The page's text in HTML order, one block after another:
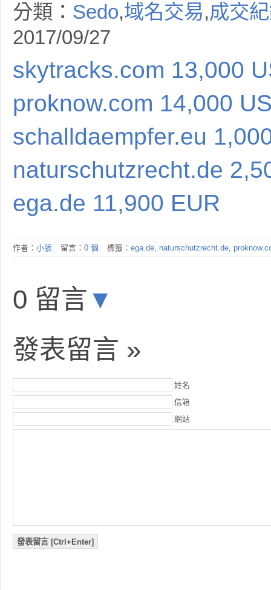
分類： Sedo,域名交易,成交
2017/09/27
skytracks.com 13,000
proknow.com 14,000
schalldaempfer.eu
naturschutzrecht.de
ega.de 11,900 EUR
作者： 小張 留言： 0 個 標籤： ega.de, naturschutzrecht.de,
0 留言 ▼
發表留言 »
姓名
信箱
網站